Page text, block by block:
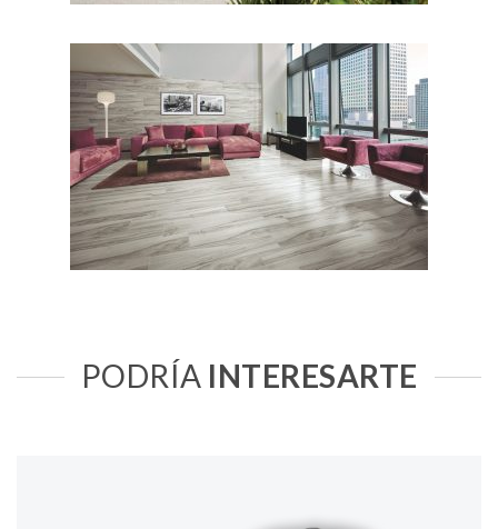
PODRÍA INTERESARTE